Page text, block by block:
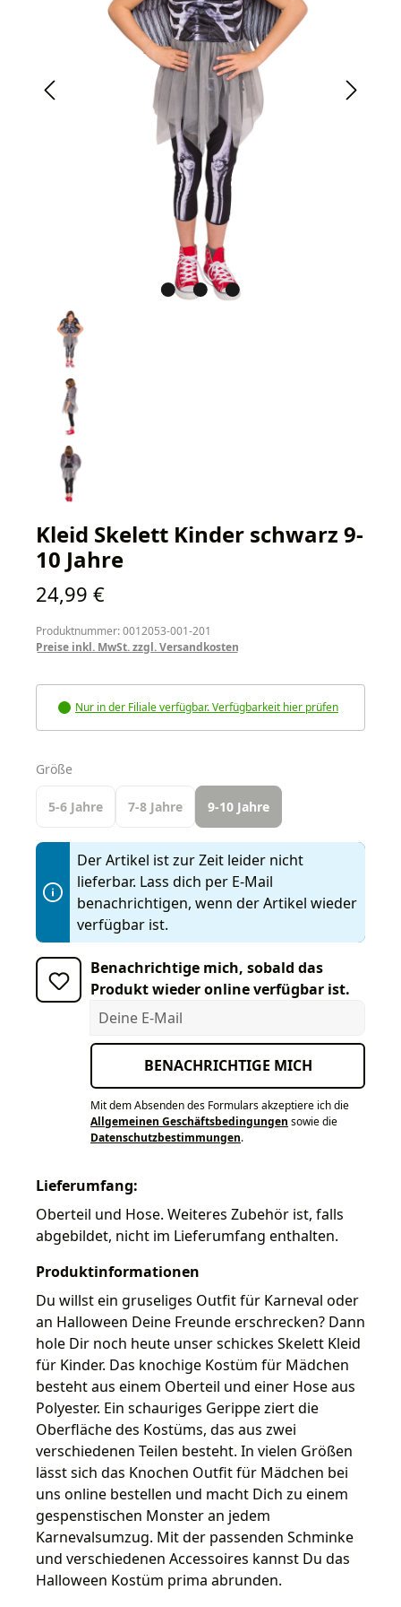
Kleid Skelett Kinder schwarz 9-
10 Jahre
Regulärer Preis:
24,99 €
Produktnummer: 0012053-001-201
Preise inkl. MwSt. zzgl. Versandkosten
Nur in der Filiale verfügbar. Verfügbarkeit hier prüfen
Größe
5-6 Jahre 7-8 Jahre 9-10 Jahre
Der Artikel ist zur Zeit leider nicht
lieferbar. Lass dich per E-Mail
benachrichtigen, wenn der Artikel wieder
verfügbar ist.
Benachrichtige mich, sobald das
Produkt wieder online verfügbar ist.
Deine E-Mail
BENACHRICHTIGE MICH
Mit dem Absenden des Formulars akzeptiere ich die
Allgemeinen Geschäftsbedingungen sowie die
Datenschutzbestimmungen.
Lieferumfang:
Oberteil und Hose. Weiteres Zubehör ist, falls
abgebildet, nicht im Lieferumfang enthalten.
Produktinformationen
Du willst ein gruseliges Outfit für Karneval oder
an Halloween Deine Freunde erschrecken? Dann
hole Dir noch heute unser schickes Skelett Kleid
für Kinder. Das knochige Kostüm für Mädchen
besteht aus einem Oberteil und einer Hose aus
Polyester. Ein schauriges Gerippe ziert die
Oberfläche des Kostüms, das aus zwei
verschiedenen Teilen besteht. In vielen Größen
lässt sich das Knochen Outfit für Mädchen bei
uns online bestellen und macht Dich zu einem
gespenstischen Monster an jedem
Karnevalsumzug. Mit der passenden Schminke
und verschiedenen Accessoires kannst Du das
Halloween Kostüm prima abrunden.